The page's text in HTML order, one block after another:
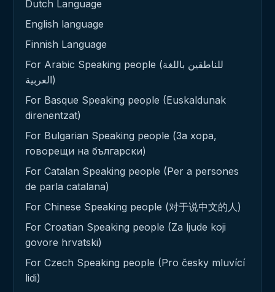
Dutch Language
English language
Finnish Language
For Arabic Speaking people (للناطقين باللغة
العربية)
For Basque Speaking people (Euskaldunak
direnentzat)
For Bulgarian Speaking people (За хора,
говорещи на български)
For Catalan Speaking people (Per a persones
de parla catalana)
For Chinese Speaking people (对于说中文的人)
For Croatian Speaking people (Za ljude koji
govore hrvatski)
For Czech Speaking people (Pro česky mluvící
lidi)